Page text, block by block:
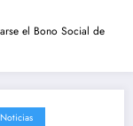
el Bono Social de
Noticias